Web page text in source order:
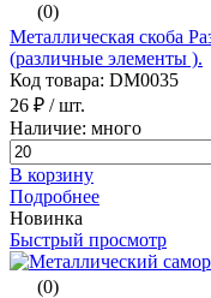
(0)
Металлическая скоба
(различные элементы ).
Код товара: DM0035
26 ₽ / шт.
Наличие: много
В корзину
Подробнее
Новинка
Быстрый просмотр
(0)